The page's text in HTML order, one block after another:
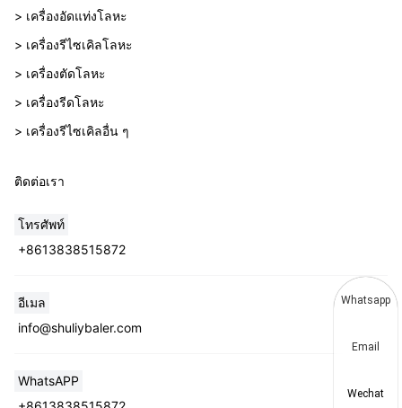
> เครื่องอัดแท่งโลหะ
> เครื่องรีไซเคิลโลหะ
> เครื่องตัดโลหะ
> เครื่องรีดโลหะ
> เครื่องรีไซเคิลอื่น ๆ
ติดต่อเรา
โทรศัพท์
+8613838515872
อีเมล
info@shuliybaler.com
WhatsAPP
Whatsapp
Email
Wechat